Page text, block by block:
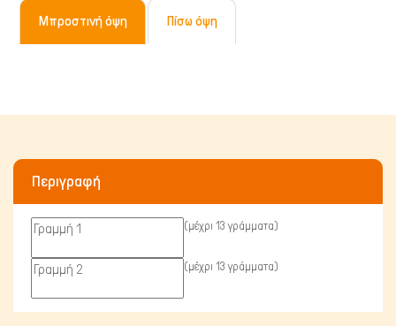
Μπροστινή όψη Πίσω όψη
Περιγραφή
(μέχρι 13 γράμματα)
(μέχρι 13 γράμματα)